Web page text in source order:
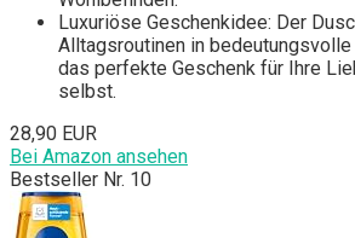
Luxuriöse Geschenkidee: Der
Alltagsroutinen in
das perfekte Geschenk für Ihre
selbst.
28,90 EUR
Bei Amazon ansehen
Bestseller Nr. 10